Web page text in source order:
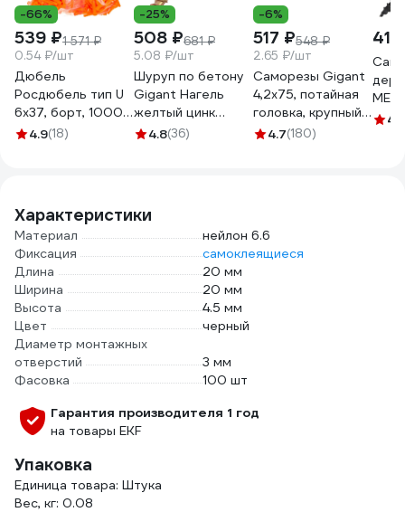
-66%
539 ₽1 571 ₽
0.54 ₽/шт
Дюбель
Росдюбель тип U
6x37, борт, 1000
шт. 12-0230
4.9(18)
-25%
508 ₽681 ₽
5.08 ₽/шт
Шуруп по бетону
Gigant Нагель
желтый цинк
7,5x72 100 шт
4.8(36)
-6%
517 ₽548 ₽
2.65 ₽/шт
Саморезы Gigant
4,2x75, потайная
головка, крупный
шаг,4.7(180)
4.7
Характеристики
Материал
нейлон 6.6
Фиксация
самоклеящиеся
Длина
20 мм
Ширина
20 мм
Высота
4.5 мм
Цвет
черный
Диаметр монтажных
отверстий
3 мм
Фасовка
100 шт
Гарантия производителя 1 год
на товары EKF
Упаковка
Единица товара: Штука
Вес, кг: 0.08